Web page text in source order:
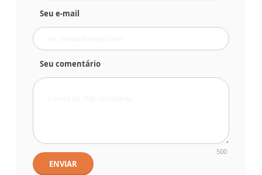
Seu e-mail
Seu comentário
500
ENVIAR